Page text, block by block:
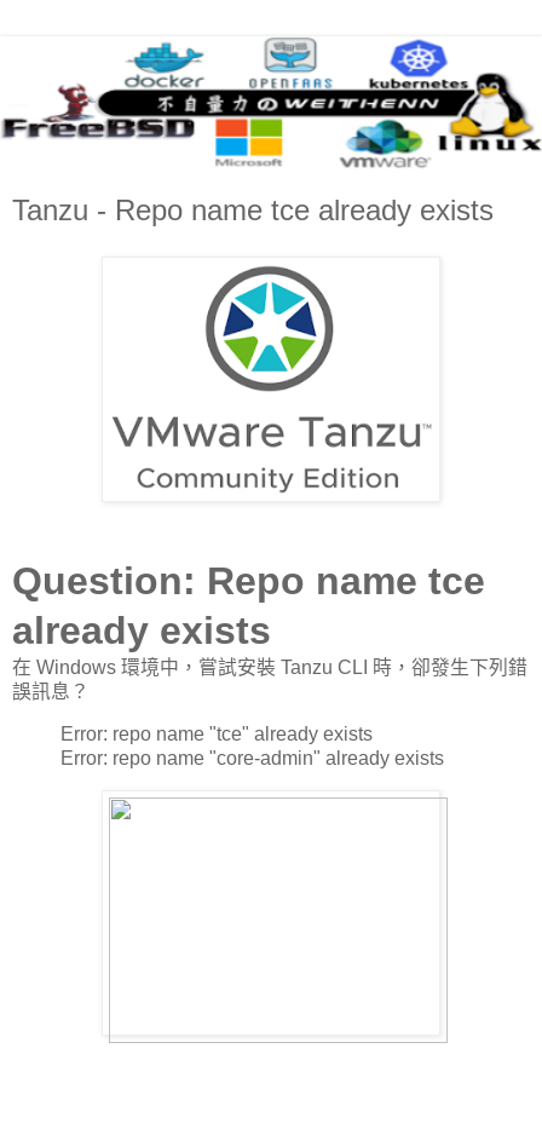
Tanzu - Repo name tce already exists
Question: Repo name tce
already exists
在 Windows 環境中，嘗試安裝 Tanzu CLI 時，卻發生下列錯
誤訊息？
Error: repo name "tce" already exists
Error: repo name "core-admin" already exists